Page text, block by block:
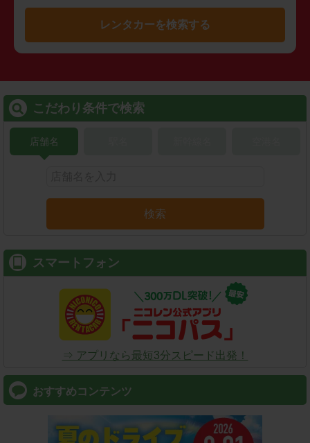
レンタカーを検索する
こだわり条件で検索
店舗名
検索
スマートフォン
⇒ アプリなら最短3分スピード出発！
おすすめコンテンツ